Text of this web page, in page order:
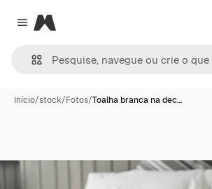
Close menu
Magnific
Início/stock/Fotos/Toalha branca na dec…